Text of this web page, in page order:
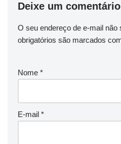
Deixe um comentário
O seu endereço de e-mail não
obrigatórios são marcados
Nome *
E-mail *